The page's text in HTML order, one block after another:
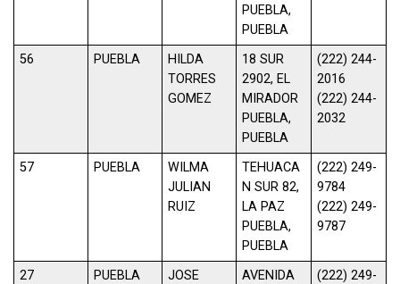
PUEBLA,
PUEBLA
56 PUEBLA
HILDA
TORRES
GOMEZ
18 SUR
2902, EL
MIRADOR
PUEBLA,
PUEBLA
(222) 244-
2016
(222) 244-
2032
57 PUEBLA
WILMA
JULIAN
RUIZ
TEHUACA
N SUR 82,
LA PAZ
PUEBLA,
PUEBLA
(222) 249-
9784
(222) 249-
9787
27
PUEBLA
JOSE
AVENIDA
(222) 249-